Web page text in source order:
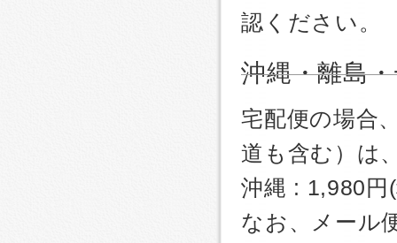
認ください。
沖縄・離島
宅配便の場合
道も含む）は
沖縄 : 1,980円
なお、メール